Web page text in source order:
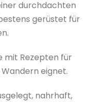
durchdachten
gerüstet für
mit Rezepten für
eignet.
nahrhaft,